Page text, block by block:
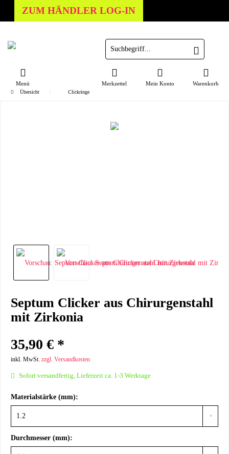
ZUM HÄNDLER LOG-IN
Menü Warenkorb
Merkzettel Mein Konto
Übersicht Clickringe
Septum Clicker aus Chirurgenstahl
mit Zirkonia
35,90 € *
inkl. MwSt. zzgl. Versandkosten
Sofort versandfertig, Lieferzeit ca. 1-3 Werktage
Materialstärke (mm):
Durchmesser (mm):